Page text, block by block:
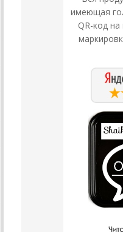
имеющая
QR-код